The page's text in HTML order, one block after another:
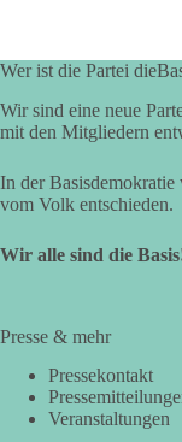
Wer ist die Partei
Wir sind eine neue
mit den Mitgliedern
In der
vom Volk entschieden.
Wir alle sind die
Presse & mehr
Pressekontakt
Veranstaltungen